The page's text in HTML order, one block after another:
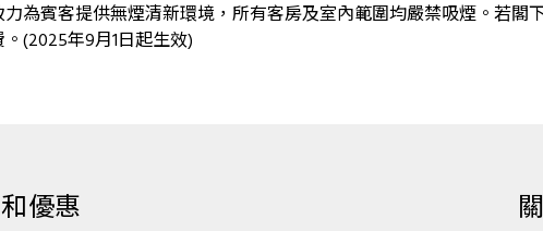
為賓客提供無煙清新環境，所有客房及室內範圍均嚴禁吸煙。若閣
(2025年9月1日起生效)
優惠